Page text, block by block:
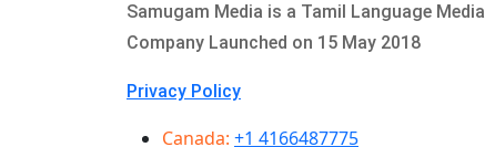
Samugam Media is a Tamil Language Media
Company Launched on 15 May 2018
Privacy Policy
Canada: +1 4166487775